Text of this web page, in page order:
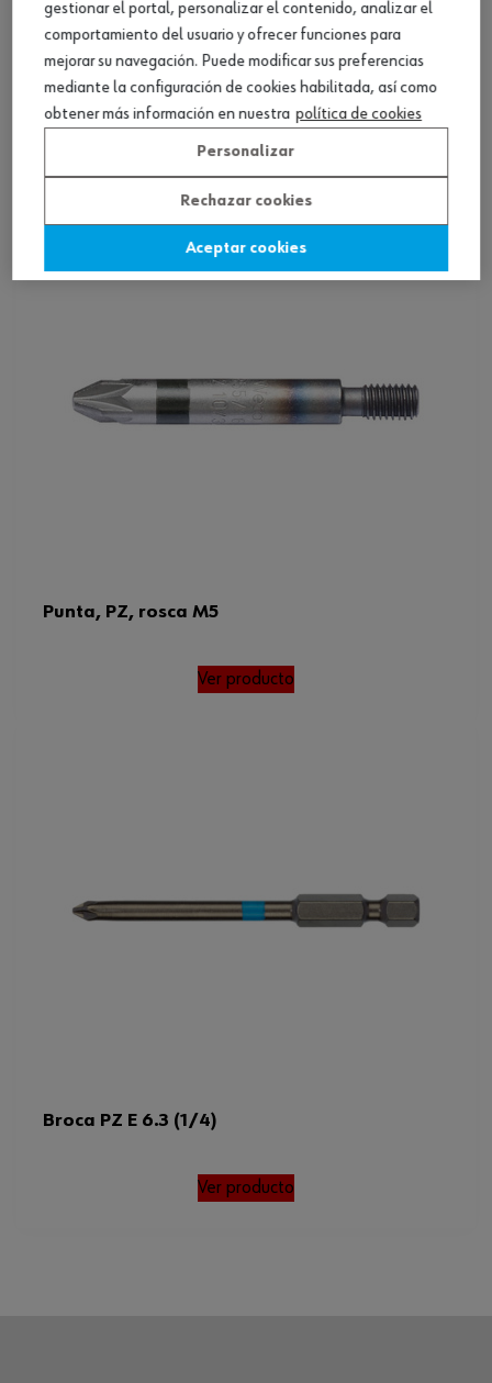
Punta PZ ZEBRA C 6.3 (1/4)
Punta, PZ, rosca M5
Ver producto
Broca PZ E 6.3 (1/4)
Ver producto
gestionar el portal, personalizar el contenido, analizar el
comportamiento del usuario y ofrecer funciones para
mejorar su navegación. Puede modificar sus preferencias
mediante la configuración de cookies habilitada, así como
obtener más información en nuestra política de cookies
Personalizar
Rechazar cookies
Aceptar cookies